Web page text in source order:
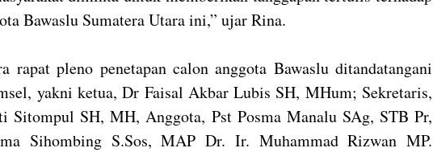
Bawaslu Sumatera Utara ini,” ujar Rina.
rapat pleno penetapan calon anggota Bawaslu ditandatangani
yakni ketua, Dr Faisal Akbar Lubis SH, MHum; Sekretaris,
Sitompul SH, MH, Anggota, Pst Posma Manalu SAg, STB Pr,
Sihombing S.Sos, MAP Dr. Ir. Muhammad Rizwan MP.